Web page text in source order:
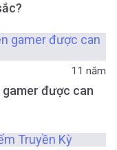
11 năm
gamer được can